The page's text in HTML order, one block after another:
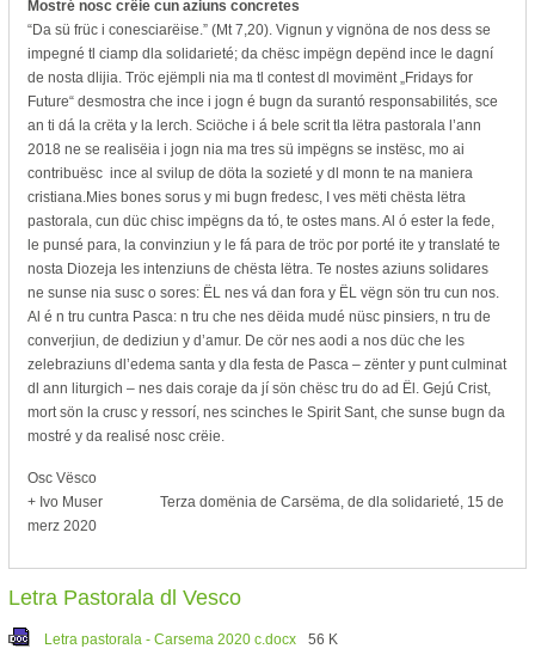
Mostré nosc crëie cun aziuns concretes
“Da sü früc i conesciarëise.” (Mt 7,20). Vignun y vignöna de nos dess se
impegné tl ciamp dla solidarieté; da chësc impëgn depënd ince le dagní
de nosta dlijia. Tröc ejëmpli nia ma tl contest dl movimënt „Fridays for
Future“ desmostra che ince i jogn é bugn da surantó responsabilités, sce
an ti dá la crëta y la lerch. Sciöche i á bele scrit tla lëtra pastorala l’ann
2018 ne se realisëia i jogn nia ma tres sü impëgns se instësc, mo ai
contribuësc ince al svilup de döta la sozieté y dl monn te na maniera
cristiana.Mies bones sorus y mi bugn fredesc, I ves mëti chësta lëtra
pastorala, cun düc chisc impëgns da tó, te ostes mans. Al ó ester la fede,
le punsé para, la convinziun y le fá para de tröc por porté ite y translaté te
nosta Diozeja les intenziuns de chësta lëtra. Te nostes aziuns solidares
ne sunse nia susc o sores: ËL nes vá dan fora y ËL vëgn sön tru cun nos.
Al é n tru cuntra Pasca: n tru che nes dëida mudé nüsc pinsiers, n tru de
converjiun, de dediziun y d’amur. De cör nes aodi a nos düc che les
zelebraziuns dl’edema santa y dla festa de Pasca – zënter y punt culminat
dl ann liturgich – nes dais coraje da jí sön chësc tru do ad Ël. Gejú Crist,
mort sön la crusc y ressorí, nes scinches le Spirit Sant, che sunse bugn da
mostré y da realisé nosc crëie.
Osc Vësco
+ Ivo Muser Terza domënia de Carsëma, de dla solidarieté, 15 de
merz 2020
Letra Pastorala dl Vesco
Letra pastorala - Carsema 2020 c.docx 56 K